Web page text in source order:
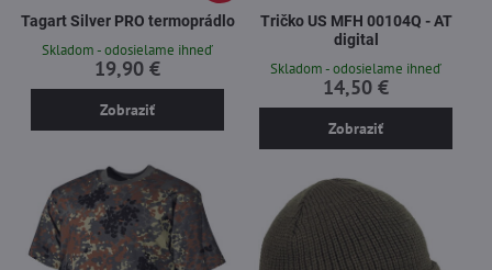
Tagart Silver PRO termoprádlo
Skladom - odosielame ihneď
19,90 €
Zobraziť
Tričko US MFH 00104Q - AT
digital
Skladom - odosielame ihneď
14,50 €
Zobraziť